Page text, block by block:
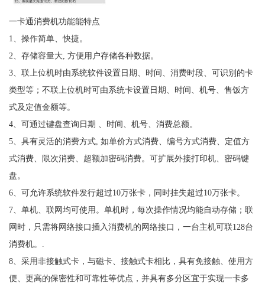
一卡通消费机功能能特点
1、操作简单、快捷。
2、存储容量大, 方便用户存储各种数据。
3、联上位机时由系统软件设置日期、时间、消费时段、可识别的卡
类型等；不联上位机时可由系统卡设置日期、时间、机号、售饭方
式及定值金额等。
4、可通过键盘查询日期 、时间、机号、消费总额。
5、具有灵活的消费方式, 如单价方式消费、编号方式消费、定值方
式消费、限次消费、超额加密码消费。可扩展外接打印机、密码键
盘。
6、可允许系统软件发行超过10万张卡，同时挂失超过10万张卡。
7、单机、联网均可使用。单机时，每次操作情况均能自动存储；联
网时，只需将网络接口插入消费机的网络接口，一台主机可联128台
消费机。.
8、采用非接触式卡，与磁卡、接触式卡相比，具有免接触、使用方
便、更高的保密性和可靠性等优点，并具有多分区宜于实现一卡多